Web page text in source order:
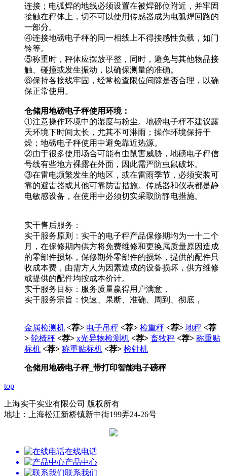
连接；电弧焊的地线必须设置在被焊部位附近，并牢固
接触在秤体上，切不可以使用传感器成为电弧焊回路的
一部分。
④连接地磅电子秤的同一相线上不得接感性负载，如门
铃等。
⑤称重时，秤体应摆放平整，同时，避免与其他物品接
触、碰撞或发生振动，以确保测量的准确。
⑥保持各接线牢固，经常检查限位间隙是否合理，以确
保正常使用。
仓储用地磅电子秤使用环境：
①注意操作环境中的湿度与粉尘。地磅电子秤不建议露
天环境下时间太长，尤其不可淋雨；操作环境保持干
燥；地磅电子秤使用中避免靠近热源。
②由于很多使用场合可能有虫鼠害威胁，地磅电子秤信
号线有些地方裸露在外面，因此需严防虫鼠破坏。
③在雷电频繁发生的地区，或在雷雨季节，必须安装可
靠的避雷器或其他可靠防雷措施。传感器和仪表都是静
电敏感设备，在使用中必须切实采取防静电措施。
实干售后服务：
实干服务原则：实干的电子秤产品保修期均为一十二个
月，在保修期内供方将免费维修和更换属质量原因造成
的零部件损坏，保修期外零部件的损坏，提供的配件只
收成本费，由需方人为因素造成的设备损坏，供方维修
或提供的配件均按成本价计。
实干服务目标：服务质量赢得用户满意，
实干服务宗旨：快速、果断、准确、周到、彻底，
金属检测机 <荐> 电子吊秤 <荐> 检重秤 <荐> 地秤 <荐
> 轮椅秤 <荐> x光异物检测机 <荐> 畜牧秤 <荐> 称重贴
标机 <荐> 称重贴标机 <荐> 检针机
仓储用地磅电子秤_带打印智能电子磅秤
top
上海实干实业有限公司 版权所有
地址：上海松江新桥镇新中街199弄24-26号
在线电话
产品中心
联系我们